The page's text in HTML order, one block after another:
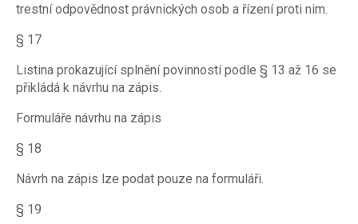
trestní odpovědnost právnických osob a řízení proti nim.
§ 17
Listina prokazující splnění povinností podle § 13 až 16 se
přikládá k návrhu na zápis.
Formuláře návrhu na zápis
§ 18
Návrh na zápis lze podat pouze na formuláři.
§ 19